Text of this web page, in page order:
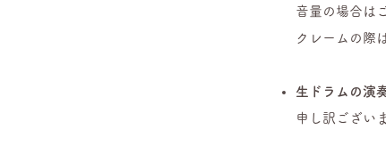
音量の場合は
クレームの際
生ドラムの演
申し訳ござい